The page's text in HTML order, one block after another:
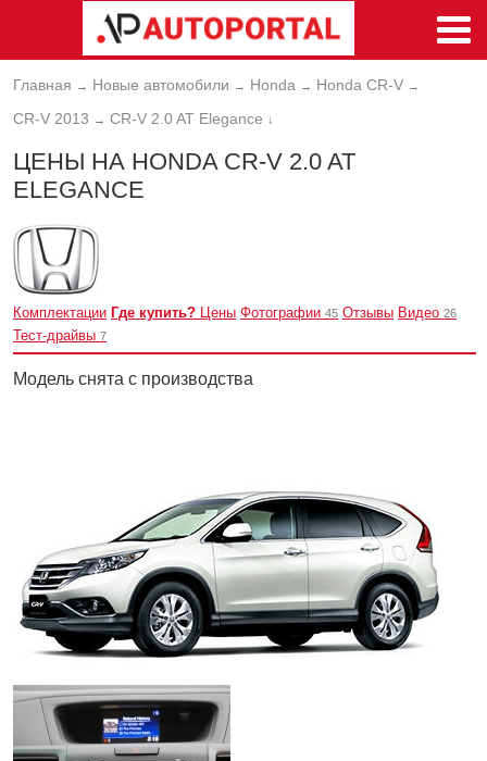
Главная → Новые автомобили → Honda → Honda CR-V →
CR-V 2013 → CR-V 2.0 AT Elegance ↓
ЦЕНЫ НА HONDA CR-V 2.0 AT
ELEGANCE
Комплектации Где купить? Цены Фотографии 45 Отзывы Видео 26
Тест-драйвы 7
Модель снята с производства